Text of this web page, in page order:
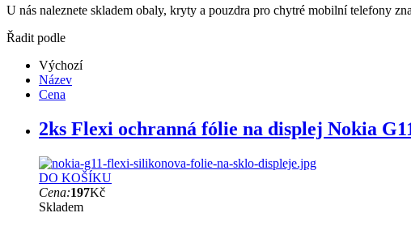
U nás naleznete skladem obaly, kryty a pouzdra pro chytré mobilní telefony
Řadit podle
Výchozí
Název
Cena
2ks Flexi ochranná fólie na displej Nokia
DO KOŠÍKU
Cena:197Kč
Skladem